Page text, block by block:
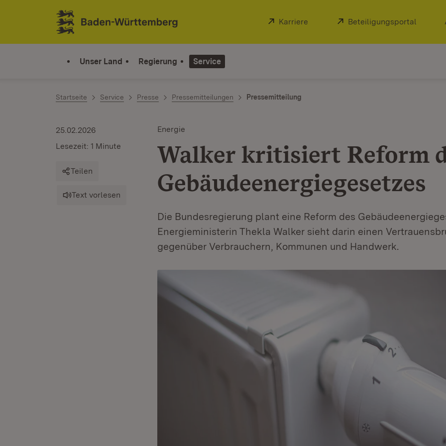
Zum Inhalt springen
Link zur Startseite
Extern:
Karriere (Öffnet in neuem Fenster)
Extern:
Beteiligungsportal
Unser Land Regierung Service
Startseite Service Presse Pressemitteilungen Pressemitteilung
Energie
Walker kritisiert Reform
Gebäudeenergiegesetzes
Die Bundesregierung plant eine Reform des
Energieministerin Thekla Walker sieht darin einen
gegenüber Verbrauchern, Kommunen und Handwerk.
25.02.2026
Lesezeit: 1 Minute
Teilen
Text vorlesen